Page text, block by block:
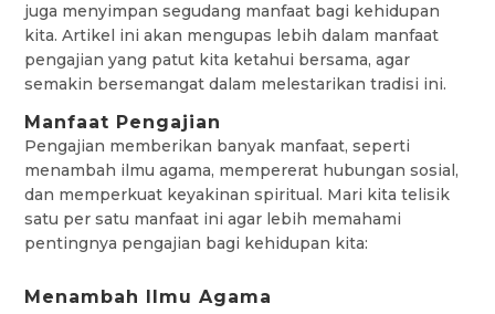
juga menyimpan segudang manfaat bagi kehidupan
kita. Artikel ini akan mengupas lebih dalam manfaat
pengajian yang patut kita ketahui bersama, agar
semakin bersemangat dalam melestarikan tradisi ini.
Manfaat Pengajian
Pengajian memberikan banyak manfaat, seperti
menambah ilmu agama, mempererat hubungan sosial,
dan memperkuat keyakinan spiritual. Mari kita telisik
satu per satu manfaat ini agar lebih memahami
pentingnya pengajian bagi kehidupan kita:
Menambah Ilmu Agama